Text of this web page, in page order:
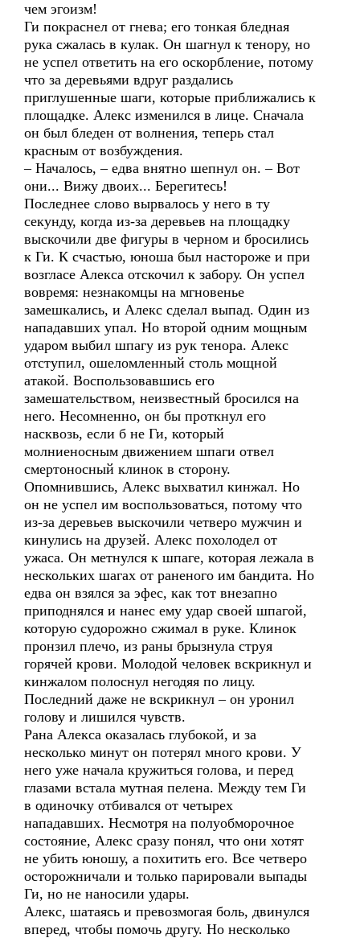
чем эгоизм!
Ги покраснел от гнева; его тонкая бледная
рука сжалась в кулак. Он шагнул к тенору, но
не успел ответить на его оскорбление, потому
что за деревьями вдруг раздались
приглушенные шаги, которые приближались к
площадке. Алекс изменился в лице. Сначала
он был бледен от волнения, теперь стал
красным от возбуждения.
– Началось, – едва внятно шепнул он. – Вот
они... Вижу двоих... Берегитесь!
Последнее слово вырвалось у него в ту
секунду, когда из-за деревьев на площадку
выскочили две фигуры в черном и бросились
к Ги. К счастью, юноша был настороже и при
возгласе Алекса отскочил к забору. Он успел
вовремя: незнакомцы на мгновенье
замешкались, и Алекс сделал выпад. Один из
нападавших упал. Но второй одним мощным
ударом выбил шпагу из рук тенора. Алекс
отступил, ошеломленный столь мощной
атакой. Воспользовавшись его
замешательством, неизвестный бросился на
него. Несомненно, он бы проткнул его
насквозь, если б не Ги, который
молниеносным движением шпаги отвел
смертоносный клинок в сторону.
Опомнившись, Алекс выхватил кинжал. Но
он не успел им воспользоваться, потому что
из-за деревьев выскочили четверо мужчин и
кинулись на друзей. Алекс похолодел от
ужаса. Он метнулся к шпаге, которая лежала в
нескольких шагах от раненого им бандита. Но
едва он взялся за эфес, как тот внезапно
приподнялся и нанес ему удар своей шпагой,
которую судорожно сжимал в руке. Клинок
пронзил плечо, из раны брызнула струя
горячей крови. Молодой человек вскрикнул и
кинжалом полоснул негодяя по лицу.
Последний даже не вскрикнул – он уронил
голову и лишился чувств.
Рана Алекса оказалась глубокой, и за
несколько минут он потерял много крови. У
него уже начала кружиться голова, и перед
глазами встала мутная пелена. Между тем Ги
в одиночку отбивался от четырех
нападавших. Несмотря на полуобморочное
состояние, Алекс сразу понял, что они хотят
не убить юношу, а похитить его. Все четверо
осторожничали и только парировали выпады
Ги, но не наносили удары.
Алекс, шатаясь и превозмогая боль, двинулся
вперед, чтобы помочь другу. Но несколько